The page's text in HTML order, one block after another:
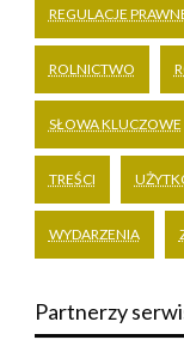
REGULACJE
ROLNICTWO
SŁOWA KLUCZOWE
TREŚCI
WYDARZENIA
Partnerzy